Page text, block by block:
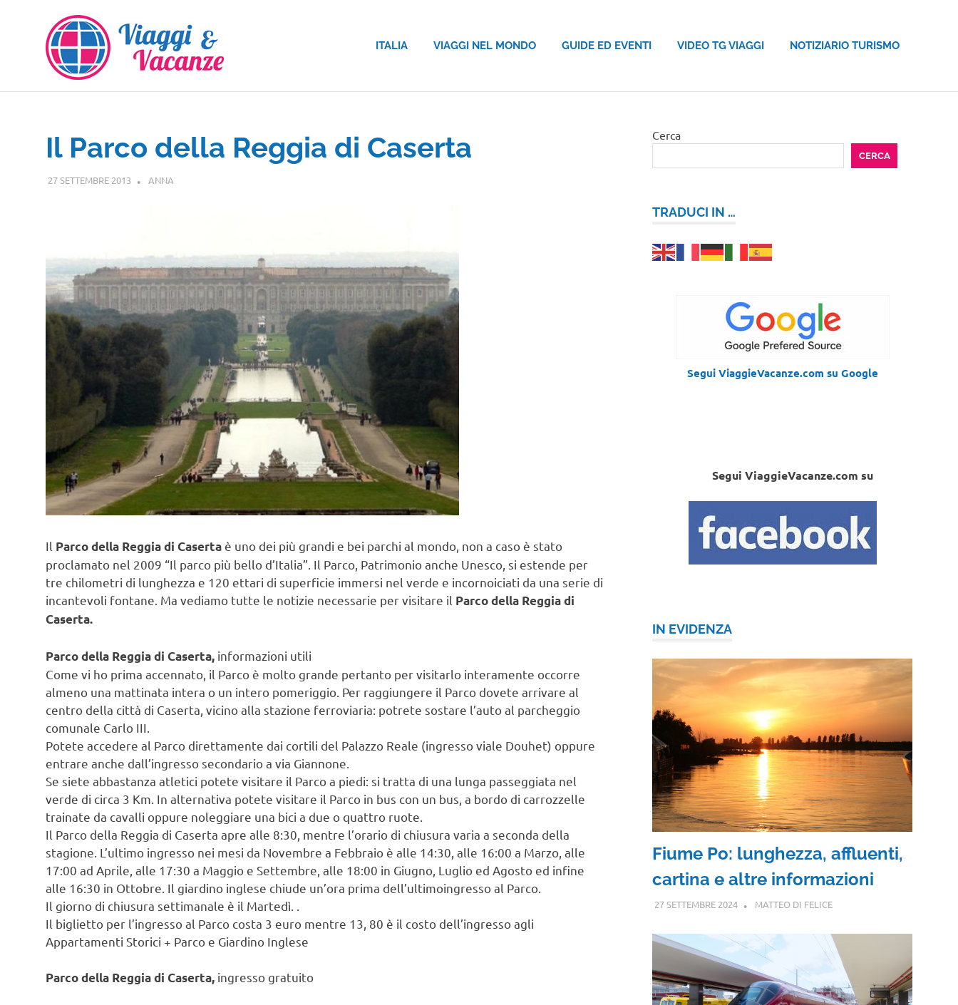
contenuto
ITALIA VIAGGI NEL MONDO GUIDE ED EVENTI VIDEO TG VIAGGI NOTIZIARIO TURISMO
Il Parco della Reggia di Caserta
27 SETTEMBRE 2013 ANNA
Il Parco della Reggia di Caserta è uno dei più grandi e bei parchi al mondo, non a caso è stato
proclamato nel 2009 “Il parco più bello d’Italia”. Il Parco, Patrimonio anche Unesco, si estende per
tre chilometri di lunghezza e 120 ettari di superficie immersi nel verde e incornoiciati da una serie di
incantevoli fontane. Ma vediamo tutte le notizie necessarie per visitare il Parco della Reggia di
Caserta.
Parco della Reggia di Caserta, informazioni utili
Come vi ho prima accennato, il Parco è molto grande pertanto per visitarlo interamente occorre
almeno una mattinata intera o un intero pomeriggio. Per raggiungere il Parco dovete arrivare al
centro della città di Caserta, vicino alla stazione ferroviaria: potrete sostare l’auto al parcheggio
comunale Carlo III.
Potete accedere al Parco direttamente dai cortili del Palazzo Reale (ingresso viale Douhet) oppure
entrare anche dall’ingresso secondario a via Giannone.
Se siete abbastanza atletici potete visitare il Parco a piedi: si tratta di una lunga passeggiata nel
verde di circa 3 Km. In alternativa potete visitare il Parco in bus con un bus, a bordo di carrozzelle
trainate da cavalli oppure noleggiare una bici a due o quattro ruote.
Il Parco della Reggia di Caserta apre alle 8:30, mentre l’orario di chiusura varia a seconda della
stagione. L’ultimo ingresso nei mesi da Novembre a Febbraio è alle 14:30, alle 16:00 a Marzo, alle
17:00 ad Aprile, alle 17:30 a Maggio e Settembre, alle 18:00 in Giugno, Luglio ed Agosto ed infine
alle 16:30 in Ottobre. Il giardino inglese chiude un’ora prima dell’ultimoingresso al Parco.
Il giorno di chiusura settimanale è il Martedì. .
Il biglietto per l’ingresso al Parco costa 3 euro mentre 13, 80 è il costo dell’ingresso agli
Appartamenti Storici + Parco e Giardino Inglese
Parco della Reggia di Caserta, ingresso gratuito
Cerca
CERCA
TRADUCI IN …
Segui ViaggieVacanze.com su Google
Segui ViaggieVacanze.com su
IN EVIDENZA
Fiume Po: lunghezza, affluenti,
cartina e altre informazioni
27 SETTEMBRE 2024 MATTEO DI FELICE